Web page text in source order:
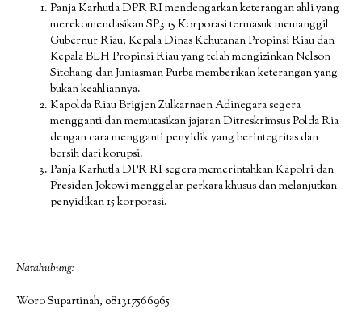
Panja Karhutla DPR RI mendengarkan keterangan ahli yang
merekomendasikan SP3 15 Korporasi termasuk memanggil
Gubernur Riau, Kepala Dinas Kehutanan Propinsi Riau dan
Kepala BLH Propinsi Riau yang telah mengizinkan Nelson
Sitohang dan Juniasman Purba memberikan keterangan yang
bukan keahliannya.
Kapolda Riau Brigjen Zulkarnaen Adinegara segera
mengganti dan memutasikan jajaran Ditreskrimsus Polda Ria
dengan cara mengganti penyidik yang berintegritas dan
bersih dari korupsi.
Panja Karhutla DPR RI segera memerintahkan Kapolri dan
Presiden Jokowi menggelar perkara khusus dan melanjutkan
penyidikan 15 korporasi.
Narahubung:
Woro Supartinah, 081317566965